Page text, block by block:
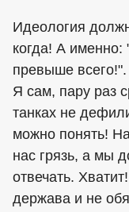
Идеология
когда! А именно:
превыше всего!".
Я сам, пару раз
танках не
можно понять!
нас грязь, а мы
отвечать.
держава и не